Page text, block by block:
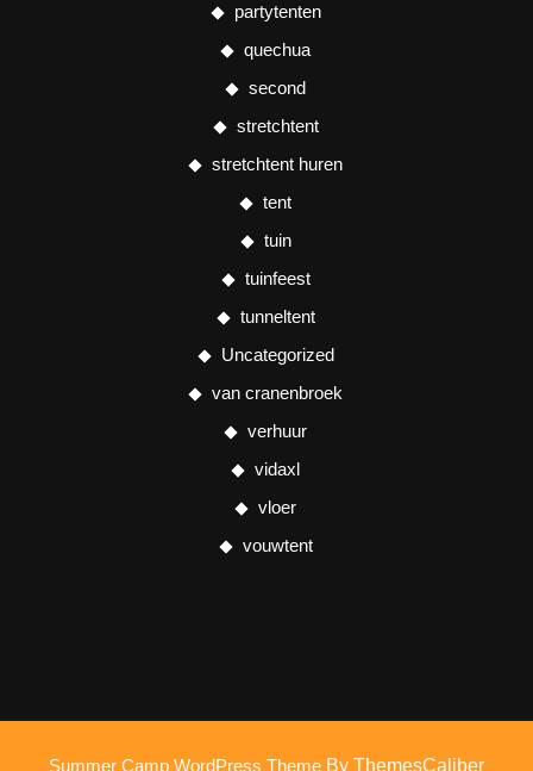
partytenten
quechua
second
stretchtent
stretchtent huren
tent
tuin
tuinfeest
tunneltent
Uncategorized
van cranenbroek
verhuur
vidaxl
vloer
vouwtent
Summer Camp WordPress Theme By ThemesCaliber